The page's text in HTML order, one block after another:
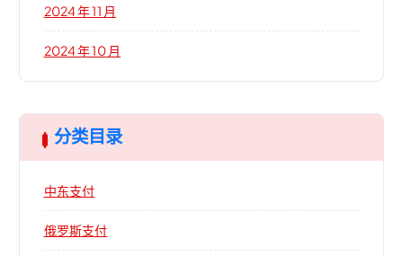
2024 年 11 月
2024 年 10 月
分类目录
中东支付
俄罗斯支付